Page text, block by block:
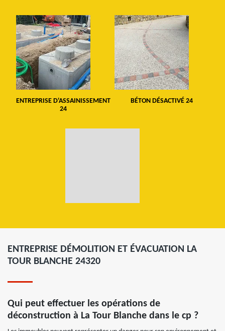
ENTREPRISE D'ASSAINISSEMENT
24
BÉTON DÉSACTIVÉ 24
ENTREPRISE DÉMOLITION ET ÉVACUATION LA
TOUR BLANCHE 24320
Qui peut effectuer les opérations de
déconstruction à La Tour Blanche dans le cp ?